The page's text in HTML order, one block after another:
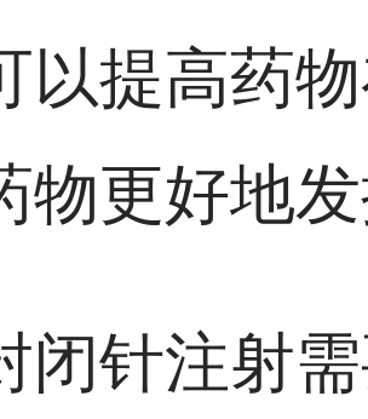
以提高药
更好地发
闭针注射